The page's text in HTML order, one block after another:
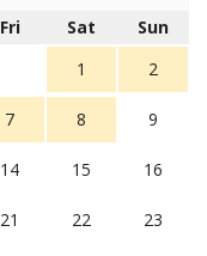
Fri Sat
Sun
1
2
7 8 9
14 15 16
21 22 23